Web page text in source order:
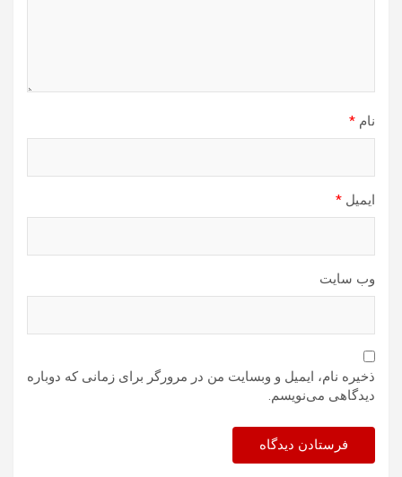
نام *
ایمیل *
وب‌ سایت
ذخیره نام، ایمیل و وبسایت من در مرورگر برای زمانی که دوباره
دیدگاهی می‌نویسم.